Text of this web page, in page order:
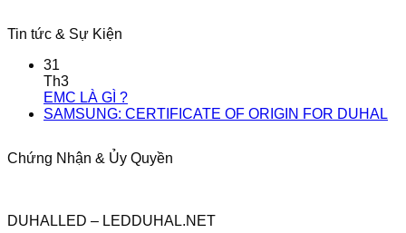
Tin tức & Sự Kiện
31
Th3
EMC LÀ GÌ ?
SAMSUNG: CERTIFICATE OF ORIGIN FOR DUHAL
Chứng Nhận & Ủy Quyền
DUHALLED – LEDDUHAL.NET